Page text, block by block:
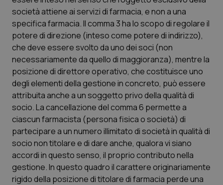
società attiene ai servizi di farmacia, e non a una
specifica farmacia. Il comma 3 ha lo scopo di regolare il
potere di direzione (inteso come potere di indirizzo),
che deve essere svolto da uno dei soci (non
necessariamente da quello di maggioranza), mentre la
posizione di direttore operativo, che costituisce uno
degli elementi della gestione in concreto, può essere
attribuita anche a un soggetto privo della qualità di
socio. La cancellazione del comma 6 permette a
ciascun farmacista (persona fisica o società) di
partecipare a un numero illimitato di società in qualità di
socio non titolare e di dare anche, qualora vi siano
accordi in questo senso, il proprio contributo nella
gestione. In questo quadro il carattere originariamente
rigido della posizione di titolare di farmacia perde una
_ga_KM60CM4NPH .quotidianosanita.it